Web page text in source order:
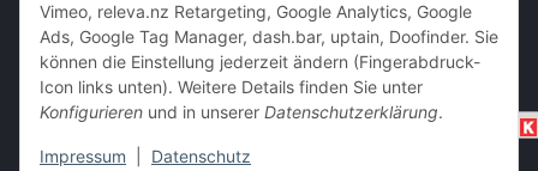
Vimeo, releva.nz Retargeting, Google Analytics, Google
Ads, Google Tag Manager, dash.bar, uptain, Doofinder. Sie
können die Einstellung jederzeit ändern (Fingerabdruck-
Icon links unten). Weitere Details finden Sie unter
Konfigurieren und in unserer Datenschutzerklärung.
Impressum Datenschutz
Barzahlung bei Abholung